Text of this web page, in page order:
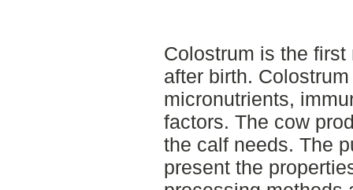
Colostrum is the
after birth.
micronutrients,
factors. The cow
the calf needs. The
present the